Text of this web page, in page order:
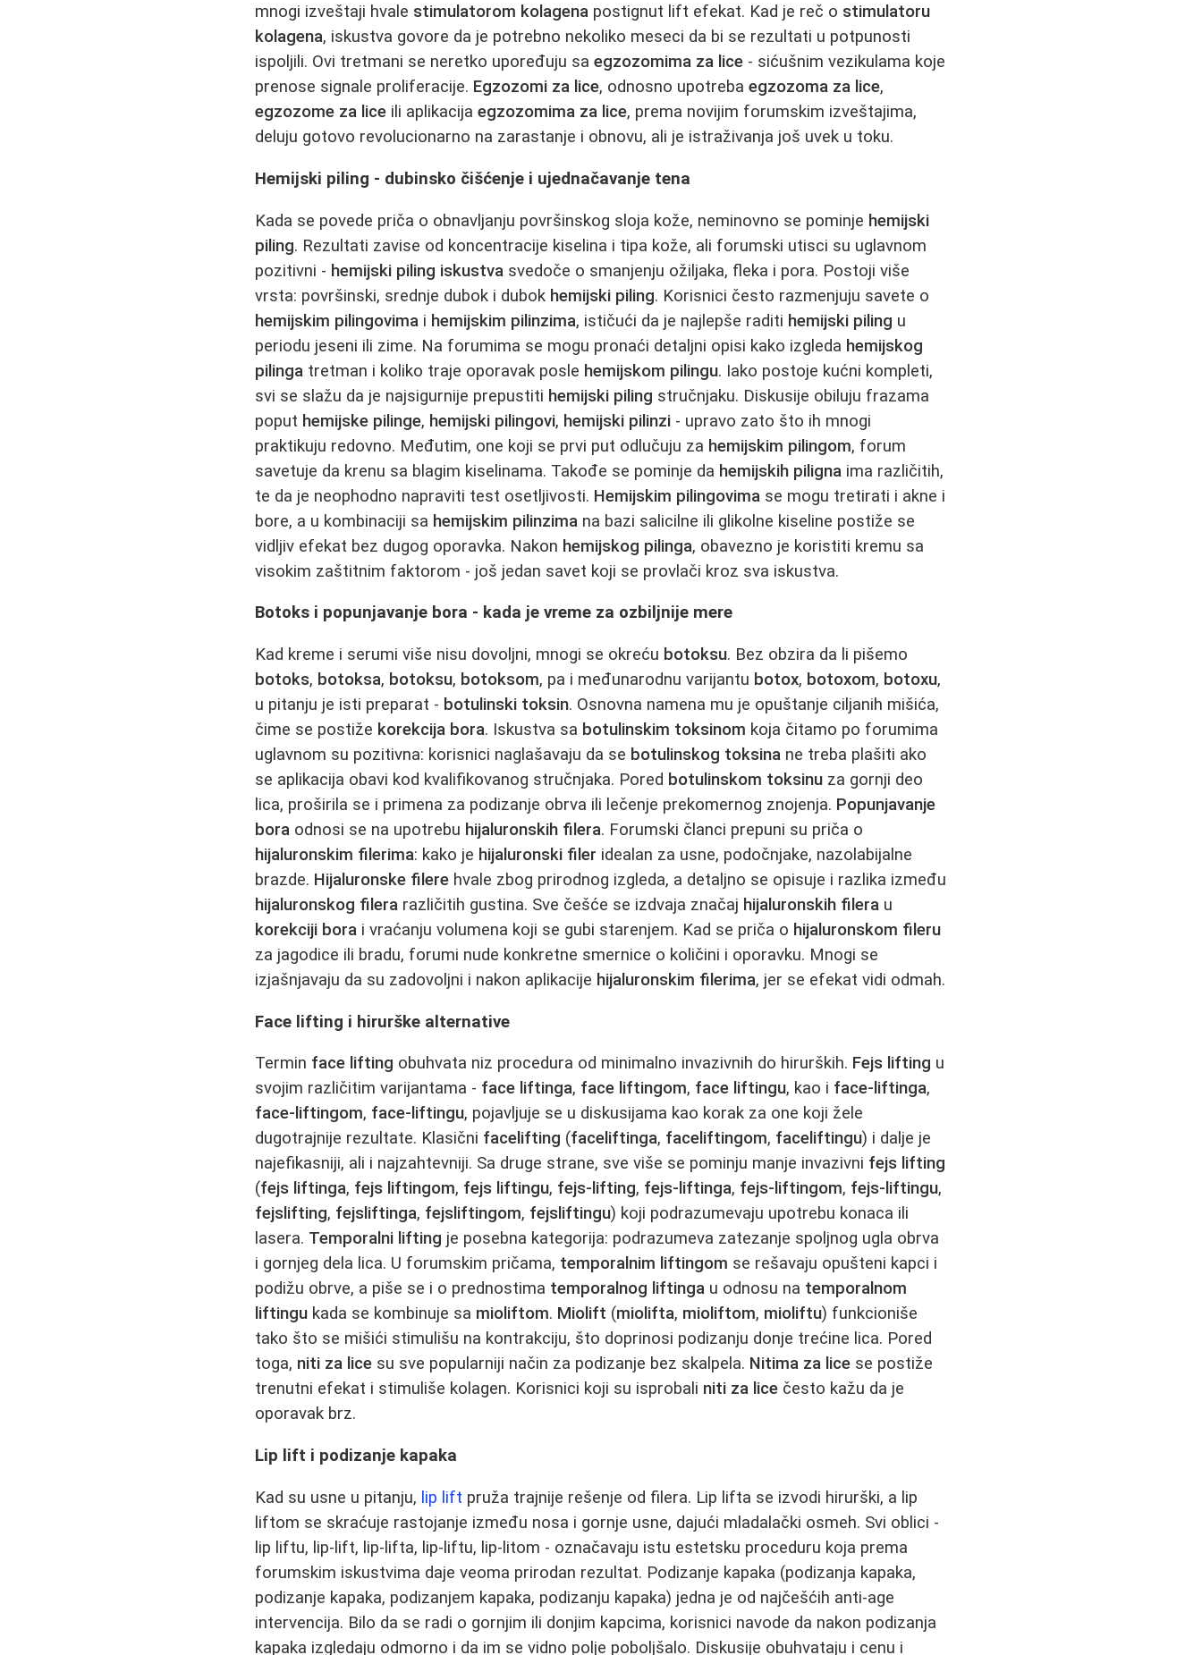
mnogi izveštaji hvale stimulatorom kolagena postignut lift efekat. Kad je reč o stimulatoru
kolagena, iskustva govore da je potrebno nekoliko meseci da bi se rezultati u potpunosti
ispoljili. Ovi tretmani se neretko upoređuju saegzozomima za lice - sićušnim vezikulama koje
prenose signale proliferacije. Egzozomi za lice, odnosno upotrebaegzozoma za lice,
egzozome za lice ili aplikacijaegzozomima za lice, prema novijim forumskim izveštajima,
deluju gotovo revolucionarno na zarastanje i obnovu, ali je istraživanja još uvek u toku.
Hemijski piling - dubinsko čišćenje i ujednačavanje tena
Kada se povede priča o obnavljanju površinskog sloja kože, neminovno se pominje hemijski
piling. Rezultati zavise od koncentracije kiselina i tipa kože, ali forumski utisci su uglavnom
pozitivni - hemijski piling iskustva svedoče o smanjenju ožiljaka, fleka i pora. Postoji više
vrsta: površinski, srednje dubok i dubok hemijski piling. Korisnici često razmenjuju savete o
hemijskim pilingovima i hemijskim pilinzima, ističući da je najlepše raditi hemijski piling u
periodu jeseni ili zime. Na forumima se mogu pronaći detaljni opisi kako izgleda hemijskog
pilinga tretman i koliko traje oporavak posle hemijskom pilingu. Iako postoje kućni kompleti,
svi se slažu da je najsigurnije prepustiti hemijski piling stručnjaku. Diskusije obiluju frazama
poput hemijske pilinge, hemijski pilingovi, hemijski pilinzi - upravo zato što ih mnogi
praktikuju redovno. Međutim, one koji se prvi put odlučuju za hemijskim pilingom, forum
savetuje da krenu sa blagim kiselinama. Takođe se pominje da hemijskih piligna ima različitih,
te da je neophodno napraviti test osetljivosti. Hemijskim pilingovima se mogu tretirati i akne i
bore, a u kombinaciji sa hemijskim pilinzima na bazi salicilne ili glikolne kiseline postiže se
vidljiv efekat bez dugog oporavka. Nakon hemijskog pilinga, obavezno je koristiti kremu sa
visokim zaštitnim faktorom - još jedan savet koji se provlači kroz sva iskustva.
Botoks i popunjavanje bora - kada je vreme za ozbiljnije mere
Kad kreme i serumi više nisu dovoljni, mnogi se okreću botoksu. Bez obzira da li pišemo
botoks, botoksa, botoksu, botoksom, pa i međunarodnu varijantu botox, botoxom, botoxu,
u pitanju je isti preparat - botulinski toksin. Osnovna namena mu je opuštanje ciljanih mišića,
čime se postiže korekcija bora. Iskustva sa botulinskim toksinom koja čitamo po forumima
uglavnom su pozitivna: korisnici naglašavaju da se botulinskog toksina ne treba plašiti ako
se aplikacija obavi kod kvalifikovanog stručnjaka. Pored botulinskom toksinu za gornji deo
lica, proširila se i primena za podizanje obrva ili lečenje prekomernog znojenja. Popunjavanje
bora odnosi se na upotrebu hijaluronskih filera. Forumski članci prepuni su priča o
hijaluronskim filerima: kako je hijaluronski filer idealan za usne, podočnjake, nazolabijalne
brazde. Hijaluronske filere hvale zbog prirodnog izgleda, a detaljno se opisuje i razlika između
hijaluronskog filera različitih gustina. Sve češće se izdvaja značaj hijaluronskih filera u
korekciji bora i vraćanju volumena koji se gubi starenjem. Kad se priča o hijaluronskom fileru
za jagodice ili bradu, forumi nude konkretne smernice o količini i oporavku. Mnogi se
izjašnjavaju da su zadovoljni i nakon aplikacije hijaluronskim filerima, jer se efekat vidi odmah.
Face lifting i hirurške alternative
Termin face lifting obuhvata niz procedura od minimalno invazivnih do hirurških. Fejs lifting u
svojim različitim varijantama - face liftinga, face liftingom, face liftingu, kao i face-liftinga,
face-liftingom, face-liftingu, pojavljuje se u diskusijama kao korak za one koji žele
dugotrajnije rezultate. Klasični facelifting (faceliftinga, faceliftingom, faceliftingu) i dalje je
najefikasniji, ali i najzahtevniji. Sa druge strane, sve više se pominju manje invazivni fejs lifting
(fejs liftinga, fejs liftingom, fejs liftingu, fejs-lifting, fejs-liftinga, fejs-liftingom, fejs-liftingu,
fejslifting, fejsliftinga, fejsliftingom, fejsliftingu) koji podrazumevaju upotrebu konaca ili
lasera. Temporalni lifting je posebna kategorija: podrazumeva zatezanje spoljnog ugla obrva
i gornjeg dela lica. U forumskim pričama, temporalnim liftingom se rešavaju opušteni kapci i
podižu obrve, a piše se i o prednostima temporalnog liftinga u odnosu na temporalnom
liftingu kada se kombinuje sa mioliftom. Miolift (miolifta, mioliftom, mioliftu) funkcioniše
tako što se mišići stimulišu na kontrakciju, što doprinosi podizanju donje trećine lica. Pored
toga, niti za lice su sve popularniji način za podizanje bez skalpela. Nitima za lice se postiže
trenutni efekat i stimuliše kolagen. Korisnici koji su isprobali niti za lice često kažu da je
oporavak brz.
Lip lift i podizanje kapaka
Kad su usne u pitanju, lip lift pruža trajnije rešenje od filera. Lip lifta se izvodi hirurški, a lip
liftom se skraćuje rastojanje između nosa i gornje usne, dajući mladalački osmeh. Svi oblici -
lip liftu, lip-lift, lip-lifta, lip-liftu, lip-litom - označavaju istu estetsku proceduru koja prema
forumskim iskustvima daje veoma prirodan rezultat. Podizanje kapaka (podizanja kapaka,
podizanje kapaka, podizanjem kapaka, podizanju kapaka) jedna je od najčešćih anti-age
intervencija. Bilo da se radi o gornjim ili donjim kapcima, korisnici navode da nakon podizanja
kapaka izgledaju odmorno i da im se vidno polje poboljšalo. Diskusije obuhvataju i cenu i